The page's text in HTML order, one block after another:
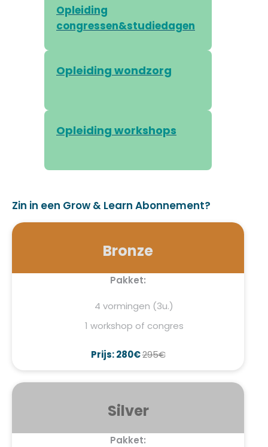
Opleiding
congressen&studiedagen
Opleiding wondzorg
Opleiding workshops
Zin in een Grow & Learn Abonnement?
Bronze
Pakket:
4 vormingen (3u.)
1 workshop of congres
Prijs: 280€295€
Silver
Pakket: